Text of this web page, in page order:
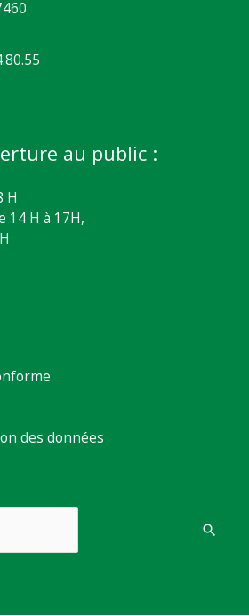
au public :
H
14 H à 17H,
des données